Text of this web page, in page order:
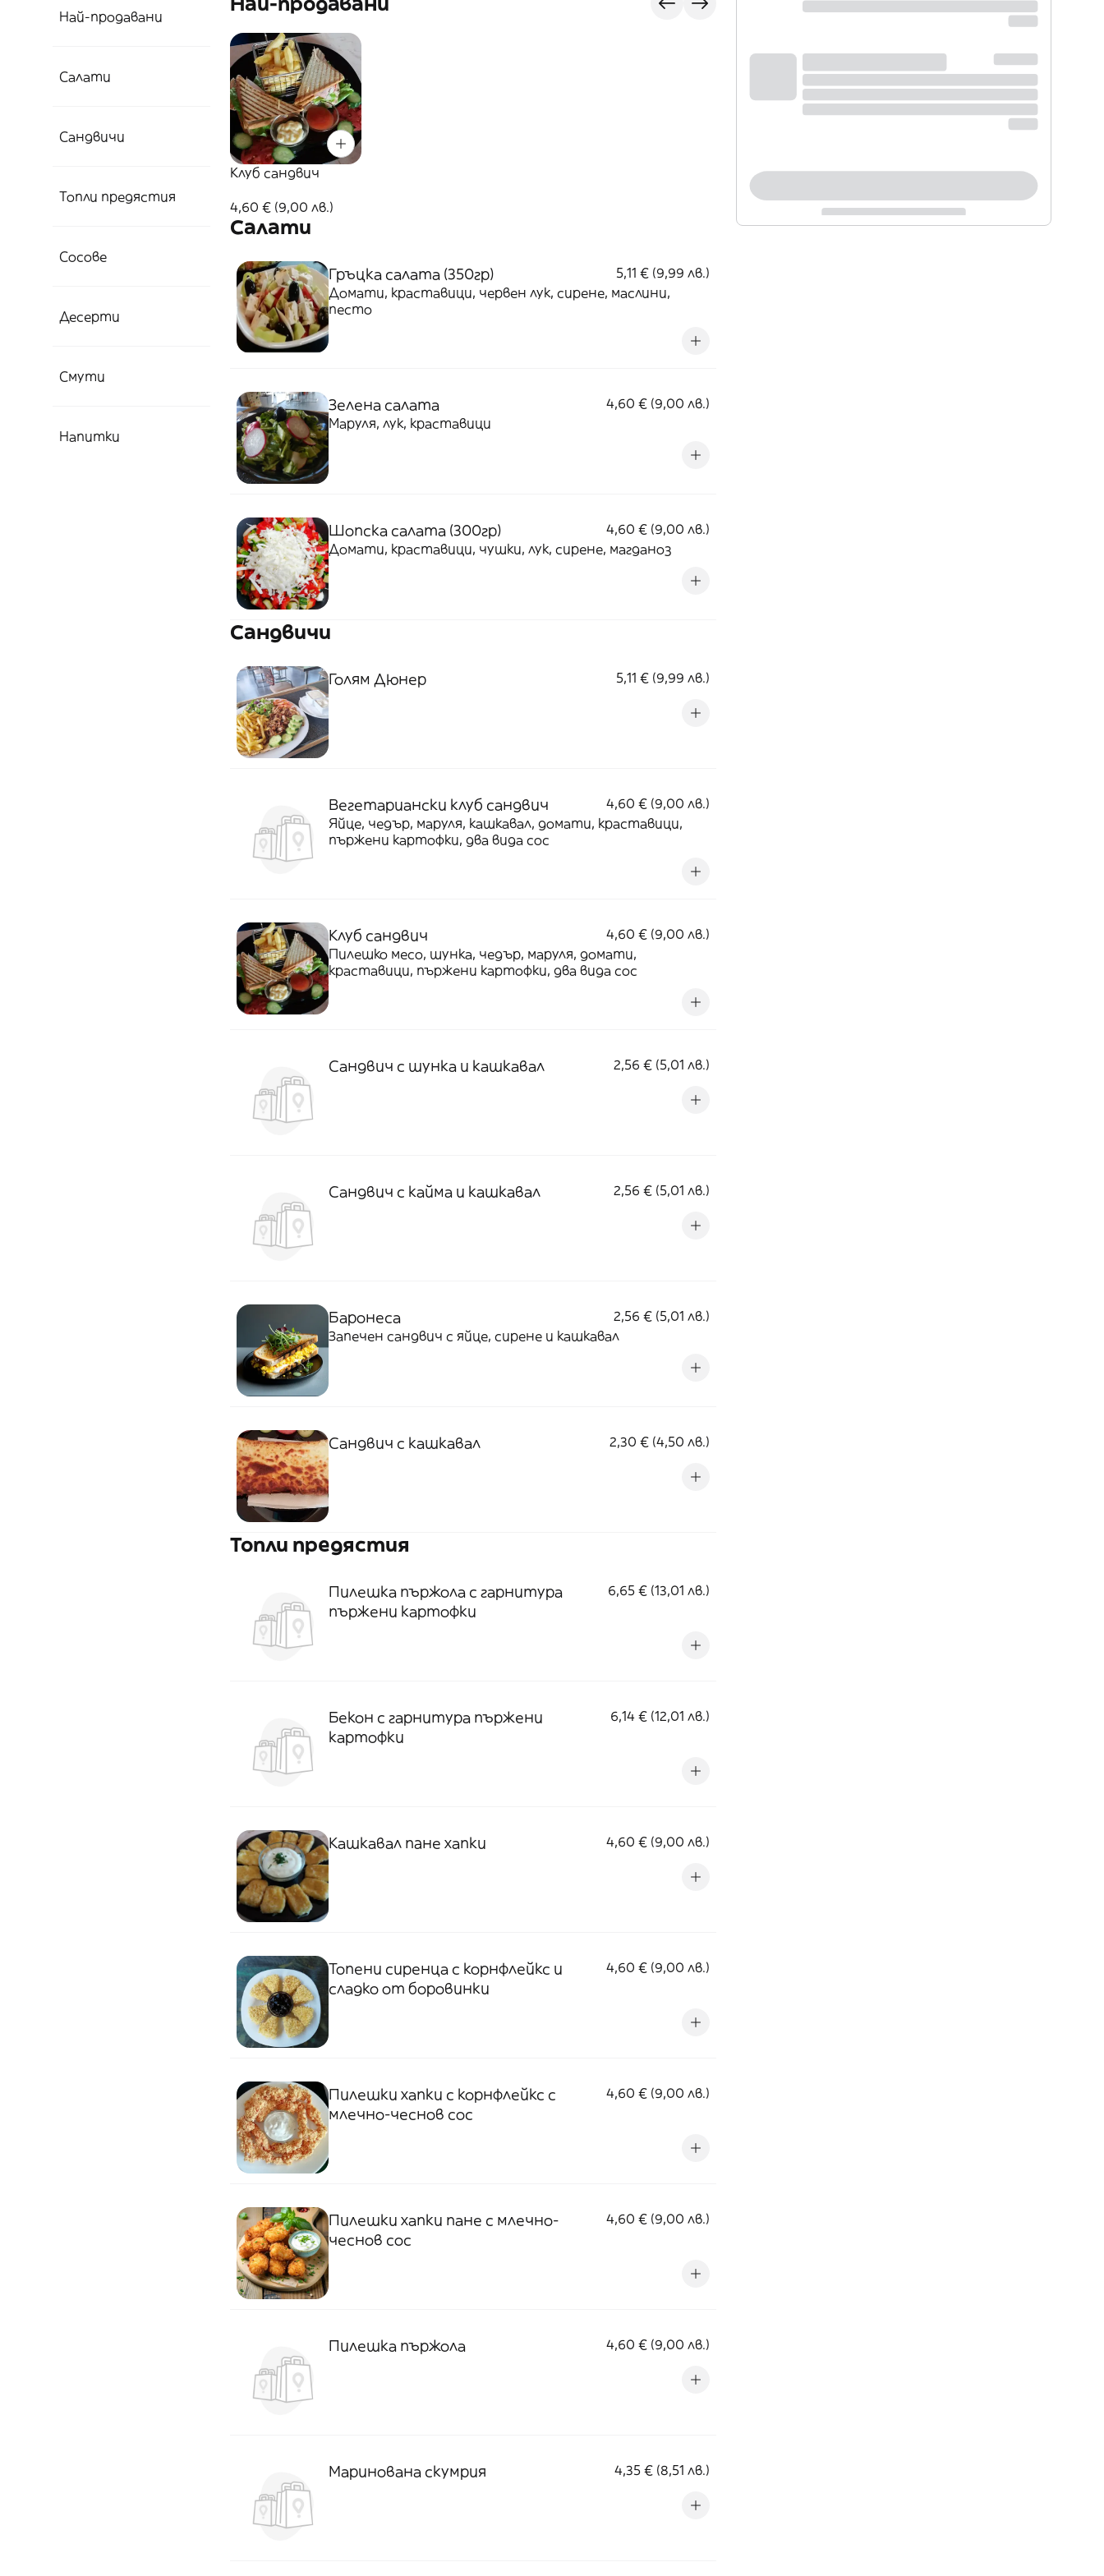
Най-продавани
Салати
Сандвичи
Топли предястия
Сосове
Десерти
Смути
Напитки
Клуб сандвич
4,60 € (9,00 лв.)
Салати
Гръцка салата (350гр)
5,11 € (9,99 лв.)
Домати, краставици, червен лук, сирене, маслини,
песто
Зелена салата
4,60 € (9,00 лв.)
Маруля, лук, краставици
Шопска салата (300гр)
4,60 € (9,00 лв.)
Домати, краставици, чушки, лук, сирене, магданоз
Сандвичи
Голям Дюнер 5,11 € (9,99 лв.)
Вегетариански клуб сандвич
4,60 € (9,00 лв.)
Яйце, чедър, маруля, кашкавал, домати, краставици,
пържени картофки, два вида сос
Клуб сандвич
4,60 € (9,00 лв.)
Пилешко месо, шунка, чедър, маруля, домати,
краставици, пържени картофки, два вида сос
Сандвич с шунка и кашкавал 2,56 € (5,01 лв.)
Сандвич с кайма и кашкавал 2,56 € (5,01 лв.)
Баронеса
2,56 € (5,01 лв.)
Запечен сандвич с яйце, сирене и кашкавал
Сандвич с кашкавал 2,30 € (4,50 лв.)
Топли предястия
Пилешка пържола с гарнитура
пържени картофки
6,65 € (13,01 лв.)
Бекон с гарнитура пържени
картофки
6,14 € (12,01 лв.)
Кашкавал пaне хапки 4,60 € (9,00 лв.)
Топени сиренца с корнфлейкс и
сладко от боровинки
4,60 € (9,00 лв.)
Пилешки хапки с корнфлейкс с
млечно-чеснов сос
4,60 € (9,00 лв.)
Пилешки хапки пане с млечно-
чеснов сос
4,60 € (9,00 лв.)
Пилешка пържола 4,60 € (9,00 лв.)
Маринована скумрия 4,35 € (8,51 лв.)